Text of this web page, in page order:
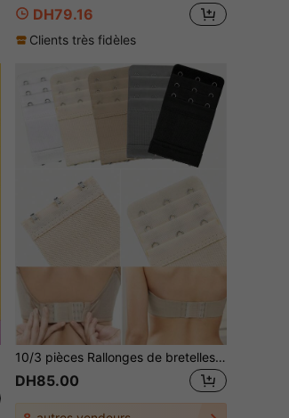
DH79.16
Clients très fidèles
10/3 pièces Rallonges de bretelles de soutien-gorge, Boucle d'extension de sous-vêtements élastique à trois rangées et deux boutons & trois rangées et trois boutons, Boucle d'extension de sous-vêtements
DH85.00